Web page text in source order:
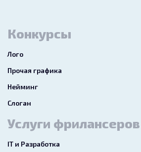
Конкурсы
Лого
Прочая графика
Нейминг
Слоган
Услуги фрилансеров
IT и Разработка